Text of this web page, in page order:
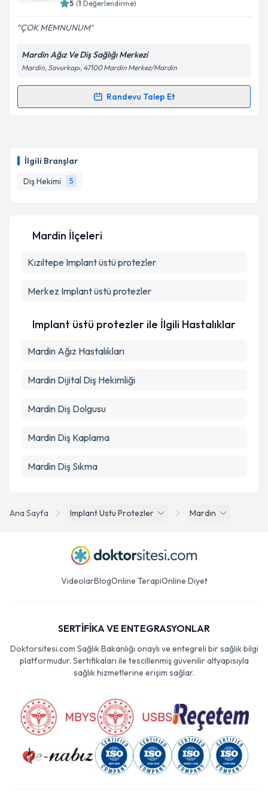
İlgili Branşlar
Diş Hekimi
5
Kişisel verilerimin işlenmesine ilişkin
Metni'ni okudum ve kişisel verilerimin belirtilen
kapsamda işlenmesini kabul ediyorum.
5 (1 Değerlendirme)
ÇOK MEMNUNUM
Mardin Ağız Ve Diş Sağlığı Merkezi
Mardin, Savurkapı, 47100 Mardin Merkez/Mardin
Randevu Talep Et
Randevu Takvimi Talebi
takvim hazırlandığında e-posta ile bilgilendireceğiz.
E-posta Adresiniz
Metni'ni okudum ve kişisel verilerimin belirtilen
Ana Sayfa Implant Ustu Protezler Mardin
Mardin İlçeleri
Kızıltepe Implant üstü protezler
Merkez Implant üstü protezler
Implant üstü protezler ile İlgili Hastalıklar
Mardin Ağız Hastalıkları
Mardin Dijital Diş Hekimliği
Mardin Diş Dolgusu
Mardin Diş Kaplama
Mardin Diş Sıkma
VideolarBlogOnline TerapiOnline Diyet
SERTİFİKA VE ENTEGRASYONLAR
Doktorsitesi.com Sağlık Bakanlığı onaylı ve entegreli bir sağlık bilgi
platformudur. Sertifikaları ile tescillenmiş güvenilir altyapısıyla
sağlık hizmetlerine erişim sağlar.